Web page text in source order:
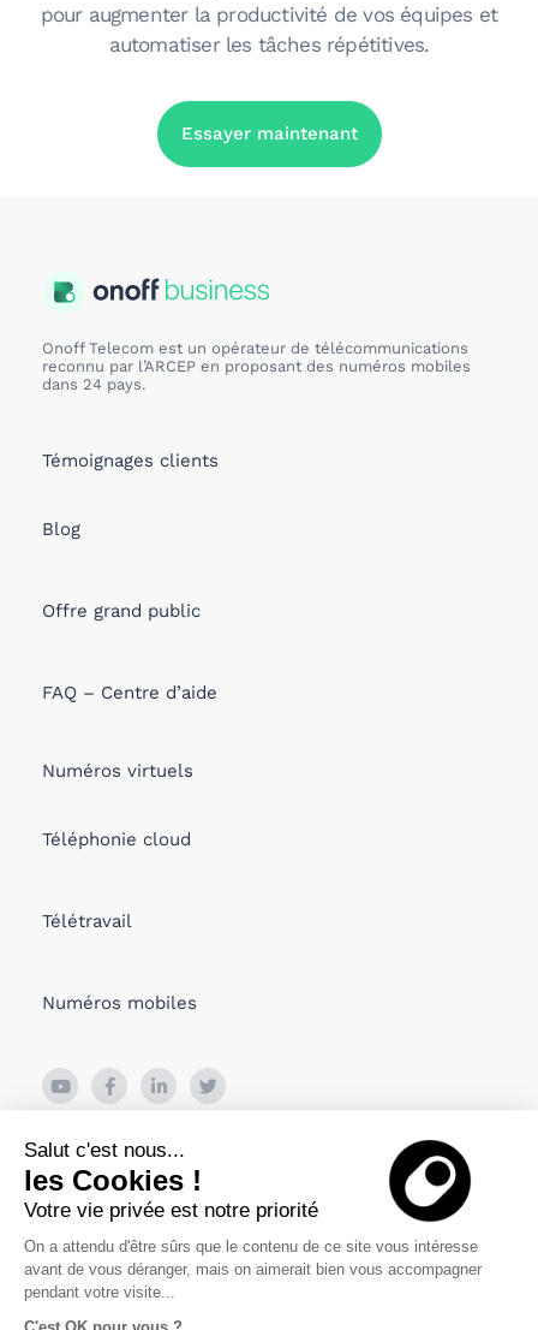
Salut c'est nous...
les Cookies !
Votre vie privée est notre priorité
On a attendu d'être sûrs que le contenu de ce site vous intéresse
avant de vous déranger, mais on aimerait bien vous accompagner
pendant votre visite...
C'est OK pour vous ?
pour augmenter la productivité de vos équipes et
automatiser les tâches répétitives.
Essayer maintenant
Onoff Telecom est un opérateur de télécommunications
reconnu par l’ARCEP en proposant des numéros mobiles
dans 24 pays.
Témoignages clients
Blog
Offre grand public
FAQ – Centre d’aide
Numéros virtuels
Téléphonie cloud
Télétravail
Numéros mobiles
26 Boulevard de Bonne Nouvelle
75010 PARIS, France
Viru Väljak 2, Tallin